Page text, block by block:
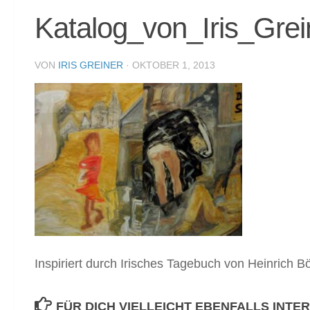
VON IRIS GREINER · OKTOBER 1, 2013
Inspiriert durch Irisches Tagebuch von Heinrich
FÜR DICH VIELLEICHT EBENFALLS